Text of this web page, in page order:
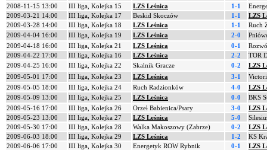
2008-11-15 13:00
III liga, Kolejka 15 LZS Leśnica 1-1
2009-03-21 14:00
III liga, Kolejka 17 Beskid Skoczów 1-1
LZS
2009-03-28 14:00
III liga, Kolejka 18 LZS Leśnica 1-1
Ruch
2009-04-04 16:00
III liga, Kolejka 19 LZS Leśnica 2-0
2009-04-18 16:00
III liga, Kolejka 21 LZS Leśnica 0-1
2009-04-22 17:00
III liga, Kolejka 16 LZS Leśnica 2-2
TOR
2009-04-25 16:00
III liga, Kolejka 22 Skalnik Gracze 0-2
LZS
2009-05-01 17:00
III liga, Kolejka 23 LZS Leśnica 3-1
2009-05-05 18:00
III liga, Kolejka 24 Ruch Radzionków 4-0
LZS
2009-05-09 13:00
III liga, Kolejka 25 LZS Leśnica 0-0
BKS
2009-05-16 17:00
III liga, Kolejka 26 Orzeł Babienica/Psary 3-0
LZS
2009-05-23 13:00
III liga, Kolejka 27 LZS Leśnica 5-0
2009-05-30 17:00
III liga, Kolejka 28 Walka Makoszowy (Zabrze) 0-2
LZS
2009-06-03 18:00
III liga, Kolejka 29 LZS Leśnica 1-2
KS
2009-06-06 17:00
III liga, Kolejka 30 Energetyk ROW Rybnik 0-1 LZS